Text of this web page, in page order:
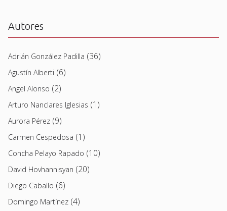
Autores
Adrián González Padilla (36)
Agustín Alberti (6)
Angel Alonso (2)
Arturo Nanclares Iglesias (1)
Aurora Pérez (9)
Carmen Cespedosa (1)
Concha Pelayo Rapado (10)
David Hovhannisyan (20)
Diego Caballo (6)
Domingo Martínez (4)